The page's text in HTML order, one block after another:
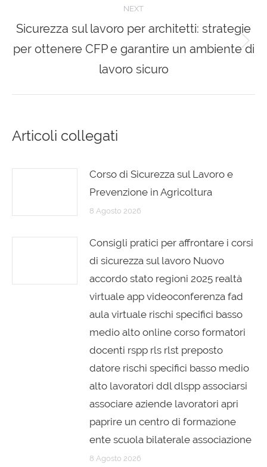
NEXT
Next
post:
Sicurezza sul lavoro per architetti: strategie
per ottenere CFP e garantire un ambiente di
lavoro sicuro
Articoli collegati
Corso di Sicurezza sul Lavoro e
Prevenzione in Agricoltura
8 Agosto 2026
Consigli pratici per affrontare i corsi
di sicurezza sul lavoro Nuovo
accordo stato regioni 2025 realtà
virtuale app videoconferenza fad
aula virtuale rischi specifici basso
medio alto online corso formatori
docenti rspp rls rlst preposto
datore rischi specifici basso medio
alto lavoratori ddl dlspp associarsi
associare aziende lavoratori apri
paprire un centro di formazione
ente scuola bilaterale associazione
8 Agosto 2026